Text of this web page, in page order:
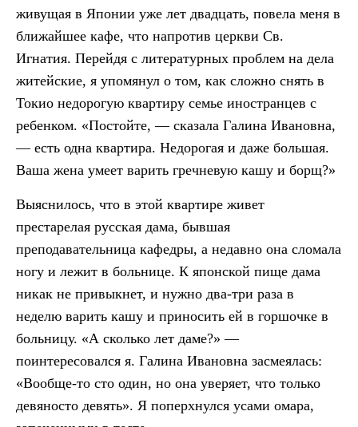
живущая в Японии уже лет двадцать, повела меня в
ближайшее кафе, что напротив церкви Св.
Игнатия. Перейдя с литературных проблем на дела
житейские, я упомянул о том, как сложно снять в
Токио недорогую квартиру семье иностранцев с
ребенком. «Постойте, — сказала Галина Ивановна,
— есть одна квартира. Недорогая и даже большая.
Ваша жена умеет варить гречневую кашу и борщ?»
Выяснилось, что в этой квартире живет
престарелая русская дама, бывшая
преподавательница кафедры, а недавно она сломала
ногу и лежит в больнице. К японской пище дама
никак не привыкнет, и нужно два-три раза в
неделю варить кашу и приносить ей в горшочке в
больницу. «А сколько лет даме?» —
поинтересовался я. Галина Ивановна засмеялась:
«Вообще-то сто один, но она уверяет, что только
девяносто девять». Я поперхнулся усами омара,